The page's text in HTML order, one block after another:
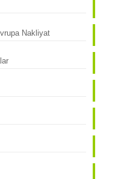
Nakliyat